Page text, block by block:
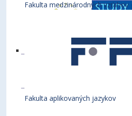
Fakulta medzinárodných vzťahov
Fakulta aplikovaných jazykov